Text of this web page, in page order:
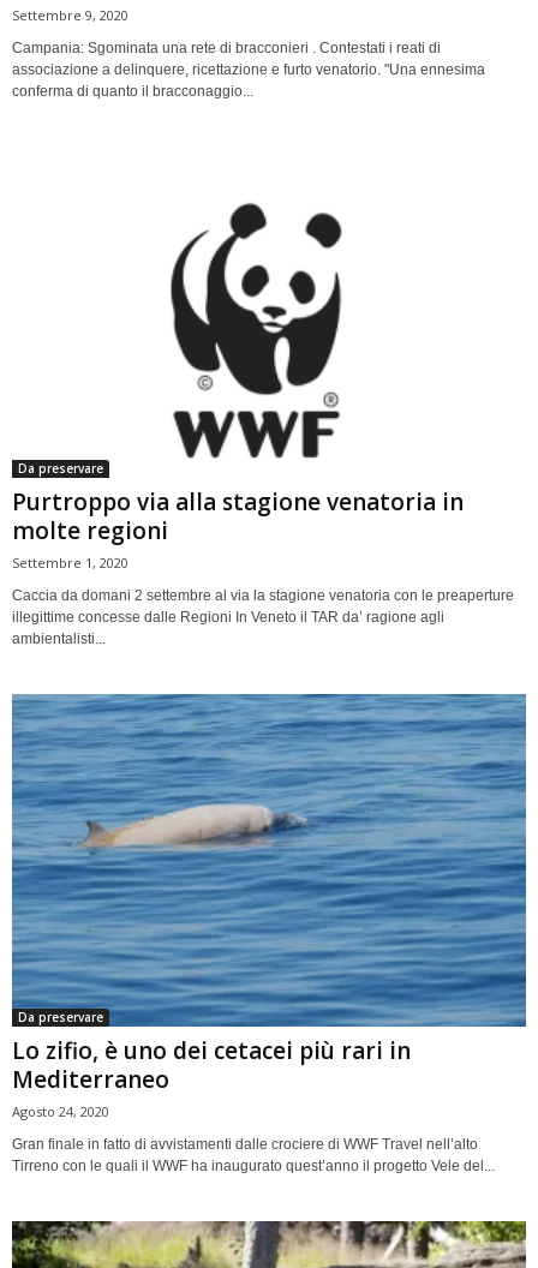
Settembre 9, 2020
Campania: Sgominata una rete di bracconieri . Contestati i reati di
associazione a delinquere, ricettazione e furto venatorio. "Una ennesima
conferma di quanto il bracconaggio...
Da preservare
Purtroppo via alla stagione venatoria in
molte regioni
Settembre 1, 2020
Caccia da domani 2 settembre al via la stagione venatoria con le preaperture
illegittime concesse dalle Regioni In Veneto il TAR da’ ragione agli
ambientalisti...
Da preservare
Lo zifio, è uno dei cetacei più rari in
Mediterraneo
Agosto 24, 2020
Gran finale in fatto di avvistamenti dalle crociere di WWF Travel nell’alto
Tirreno con le quali il WWF ha inaugurato quest’anno il progetto Vele del...